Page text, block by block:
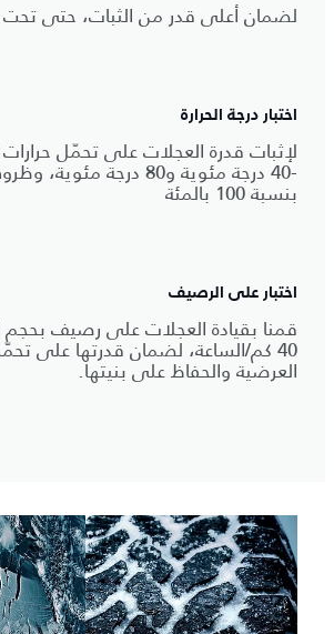
لضمان أعلى قدر من الثبات، حتى تحت
اختبار درجة الحرارة
لإثبات قدرة العجلات على تحمّل حرارات
-40 درجة مئوية و80 درجة
بنسبة 100 بالمئة
اختبار على الرصيف
40 كم/الساعة، لضمان قدرتها على
العرضية والحفاظ على بنيتها.